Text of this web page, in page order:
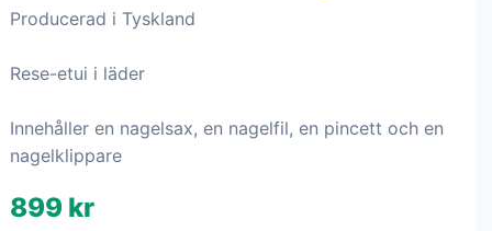
Producerad i Tyskland
Rese-etui i läder
Innehåller en nagelsax, en nagelfil, en pincett och en
nagelklippare
899 kr